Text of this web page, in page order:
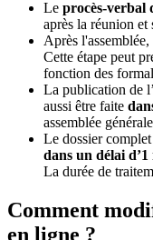
Le procès-verbal
après la réunion et
Après
Cette étape peut
fonction des
La publication de
aussi être faite
assemblée
Le dossier
dans un délai d’1
La durée de
Comment
en ligne ?